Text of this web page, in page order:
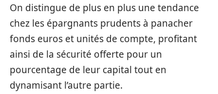
On distingue de plus en plus une tendance
chez les épargnants prudents à panacher
fonds euros et unités de compte, profitant
ainsi de la sécurité offerte pour un
pourcentage de leur capital tout en
dynamisant l’autre partie.